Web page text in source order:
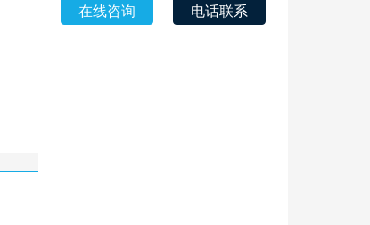
在线咨询 电话联系